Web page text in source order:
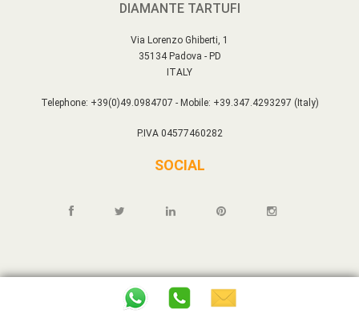
DIAMANTE TARTUFI
Via Lorenzo Ghiberti, 1
35134 Padova - PD
ITALY
Telephone: +39(0)49.0984707 - Mobile: +39.347.4293297 (Italy)
P.IVA 04577460282
SOCIAL
Copyright © DIAMANTE TARTUFI All rights reserved - P.IVA 04577460282